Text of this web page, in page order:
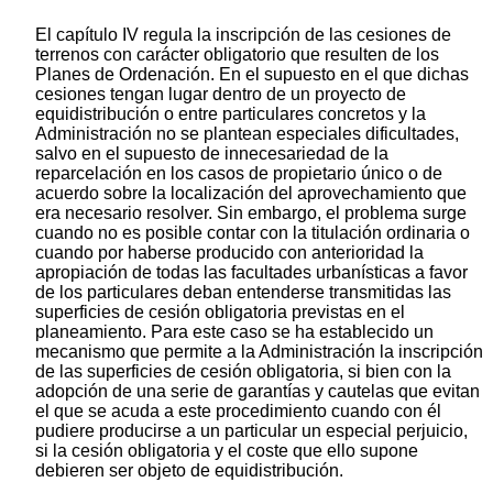
El capítulo IV regula la inscripción de las cesiones de
terrenos con carácter obligatorio que resulten de los
Planes de Ordenación. En el supuesto en el que dichas
cesiones tengan lugar dentro de un proyecto de
equidistribución o entre particulares concretos y la
Administración no se plantean especiales dificultades,
salvo en el supuesto de innecesariedad de la
reparcelación en los casos de propietario único o de
acuerdo sobre la localización del aprovechamiento que
era necesario resolver. Sin embargo, el problema surge
cuando no es posible contar con la titulación ordinaria o
cuando por haberse producido con anterioridad la
apropiación de todas las facultades urbanísticas a favor
de los particulares deban entenderse transmitidas las
superficies de cesión obligatoria previstas en el
planeamiento. Para este caso se ha establecido un
mecanismo que permite a la Administración la inscripción
de las superficies de cesión obligatoria, si bien con la
adopción de una serie de garantías y cautelas que evitan
el que se acuda a este procedimiento cuando con él
pudiere producirse a un particular un especial perjuicio,
si la cesión obligatoria y el coste que ello supone
debieren ser objeto de equidistribución.